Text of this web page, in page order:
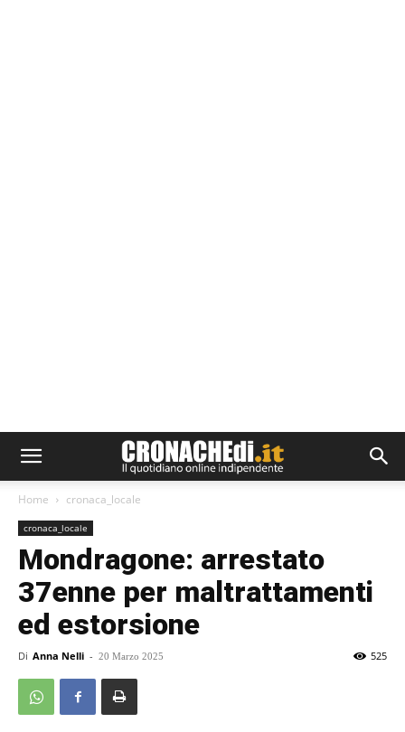
Home cronaca_locale
cronaca_locale
Mondragone: arrestato
37enne per maltrattamenti
ed estorsione
Di Anna Nelli - 20 Marzo 2025 525